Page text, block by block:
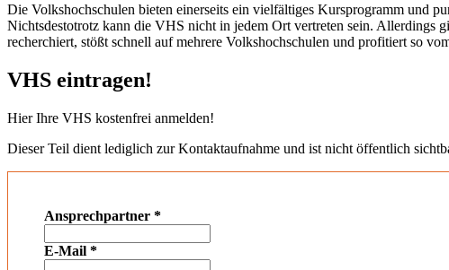
Die Volkshochschulen bieten einerseits ein vielfältiges Kursprogramm und
Nichtsdestotrotz kann die VHS nicht in jedem Ort vertreten sein. Allerdings
recherchiert, stößt schnell auf mehrere Volkshochschulen und profitiert so
VHS eintragen!
Hier Ihre VHS kostenfrei anmelden!
Dieser Teil dient lediglich zur Kontaktaufnahme und ist nicht öffentlich
Ansprechpartner *
E-Mail *